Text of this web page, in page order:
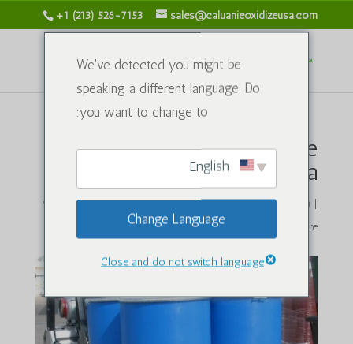
+1 (213) 528-7153 sales@caluanieoxidizeusa.com
Caluanie Muelear Oxidize
China
von caluanieoxidizeusa.com|Jan. 20, 2026|Chemikalien |
0 Kommentare
We've detected you might be
speaking a different language. Do
you want to change to:
Change Language
Close and do not switch language